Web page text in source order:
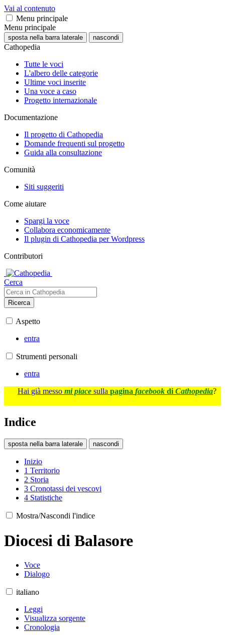
Vai al contenuto
Menu principale
Menu principale
sposta nella barra laterale nascondi
Cathopedia
Tutte le voci
L'albero delle categorie
Ultime voci inserite
Una voce a caso
Progetto internazionale
Documentazione
Il progetto di Cathopedia
Domande frequenti sul progetto
Guida alla consultazione
Comunità
Siti suggeriti
Come aiutare
Spargi la voce
Collabora economicamente
Il plugin di Cathopedia per Wordpress
Contributori
Cerca
Ricerca
Aspetto
entra
Strumenti personali
entra
Hai già messo mi piace sulla pagina facebook di Cathopedia?
Indice
sposta nella barra laterale nascondi
Inizio
1 Territorio
2 Storia
3 Cronotassi dei vescovi
4 Statistiche
Mostra/Nascondi l'indice
Diocesi di Balasore
Voce
Dialogo
italiano
Leggi
Visualizza sorgente
Cronologia